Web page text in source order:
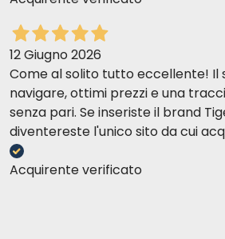
12 Giugno 2026
Come al solito tutto eccellente! Il
navigare, ottimi prezzi e una
senza pari. Se inseriste il brand
diventereste l'unico sito da cui
Acquirente verificato